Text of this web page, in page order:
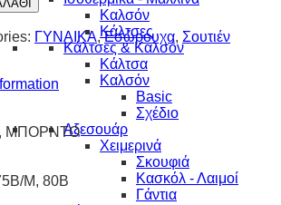
Καλσόν
Κάλτσες
Κάλτσες & Καλσόν
Κάλτσα
Καλσόν
Basic
Σχέδιο
Αξεσουάρ
Χειμερινά
Σκουφιά
Κασκόλ - Λαιμοί
Γάντια
ΓΥΝΑΙΚΑ,Εσώρουχα, Σουτιέν
ΜΠΟΡΝΤΟ
M, 80B